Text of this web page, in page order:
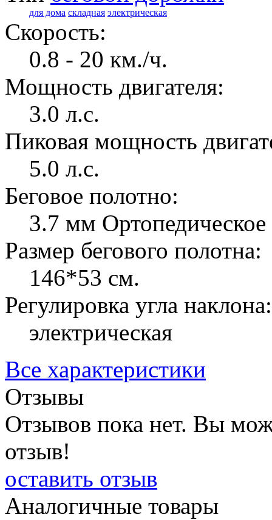
для дома складная электрическая
Скорость:
0.8 - 20 км./ч.
Мощность двигателя:
3.0 л.с.
Пиковая мощность
5.0 л.с.
Беговое полотно:
3.7 мм Ортопедическое
Размер бегового полотна:
146*53 см.
Регулировка угла наклона:
электрическая
Все характеристики
Отзывы
Отзывов пока нет. Вы
отзыв!
оставить отзыв
Аналогичные товары